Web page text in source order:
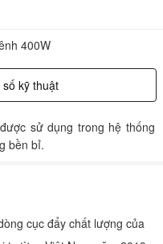
400W
kỹ thuật
sử dụng trong hệ thống
bền bỉ.
cục đẩy chất lượng của